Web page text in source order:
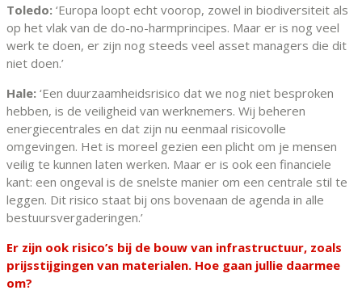
Toledo: ‘Europa loopt echt voorop, zowel in biodiversiteit als
op het vlak van de do-no-harmprincipes. Maar er is nog veel
werk te doen, er zijn nog steeds veel asset managers die dit
niet doen.’
Hale: ‘Een duurzaamheidsrisico dat we nog niet besproken
hebben, is de veiligheid van werknemers. Wij beheren
energiecentrales en dat zijn nu eenmaal risicovolle
omgevingen. Het is moreel gezien een plicht om je mensen
veilig te kunnen laten werken. Maar er is ook een financiele
kant: een ongeval is de snelste manier om een centrale stil te
leggen. Dit risico staat bij ons bovenaan de agenda in alle
bestuursvergaderingen.’
Er zijn ook risico’s bij de bouw van infrastructuur, zoals
prijsstijgingen van materialen. Hoe gaan jullie daarmee
om?